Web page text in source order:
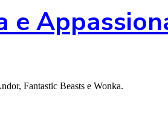
e
Fantastic Beasts e Wonka.